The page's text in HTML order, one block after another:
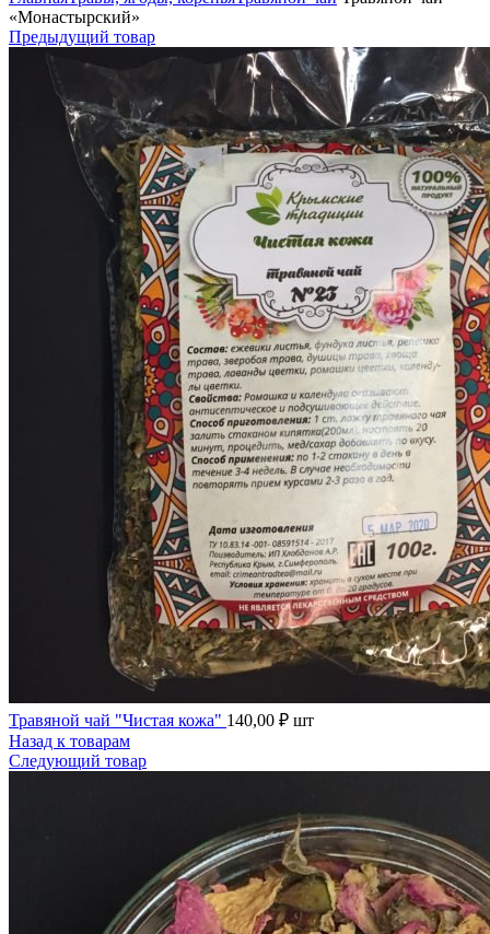
«Монастырский»
Предыдущий товар
Травяной чай "Чистая кожа" 140,00 ₽ шт
Назад к товарам
Следующий товар